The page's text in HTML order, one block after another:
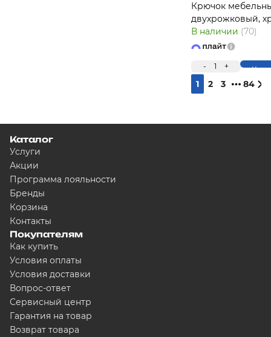
Крючок
двухрожковый,
В наличии (70)
- 1 +
1 2 3 84
Каталог
Услуги
Акции
Программа лояльности
Бренды
Корзина
Контакты
Покупателям
Как купить
Условия оплаты
Условия доставки
Вопрос-ответ
Сервисный центр
Гарантия на товар
Возврат товара